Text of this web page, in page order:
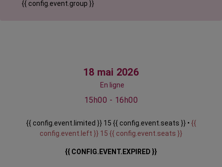
{{ config.event.group }}
18 mai 2026
En ligne
15h00 - 16h00
{{ config.event.limited }} 15 {{ config.event.seats }} • {{
config.event.left }} 15 {{ config.event.seats }}
{{ CONFIG.EVENT.EXPIRED }}